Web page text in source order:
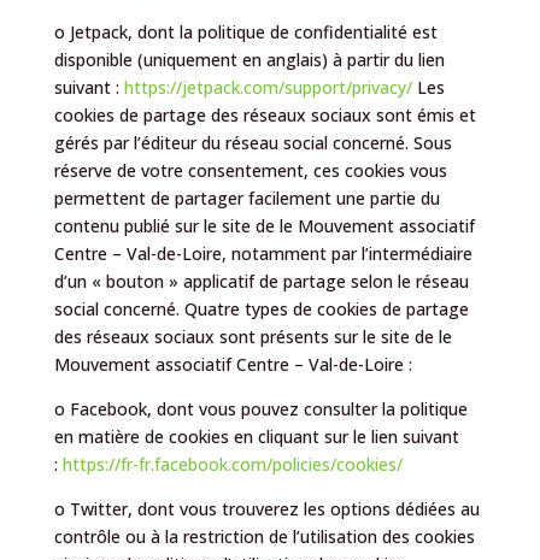
o Jetpack, dont la politique de confidentialité est
disponible (uniquement en anglais) à partir du lien
suivant : https://jetpack.com/support/privacy/Les
cookies de partage des réseaux sociaux sont émis et
gérés par l’éditeur du réseau social concerné. Sous
réserve de votre consentement, ces cookies vous
permettent de partager facilement une partie du
contenu publié sur le site de le Mouvement associatif
Centre – Val-de-Loire, notamment par l’intermédiaire
d’un « bouton » applicatif de partage selon le réseau
social concerné. Quatre types de cookies de partage
des réseaux sociaux sont présents sur le site de le
Mouvement associatif Centre – Val-de-Loire :
o Facebook, dont vous pouvez consulter la politique
en matière de cookies en cliquant sur le lien suivant
: https://fr-fr.facebook.com/policies/cookies/
o Twitter, dont vous trouverez les options dédiées au
contrôle ou à la restriction de l’utilisation des cookies